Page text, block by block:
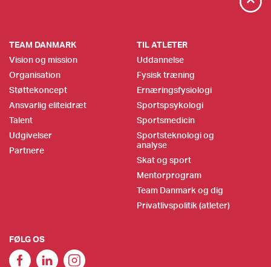
TEAM DANMARK
Vision og mission
Organisation
Støttekoncept
Ansvarlig eliteidræt
Talent
Udgivelser
Partnere
TIL ATLETER
Uddannelse
Fysisk træning
Ernæringsfysiologi
Sportspsykologi
Sportsmedicin
Sportsteknologi og
analyse
Skat og sport
Mentorprogram
Team Danmark og dig
Privatlivspolitik (atleter)
FØLG OS